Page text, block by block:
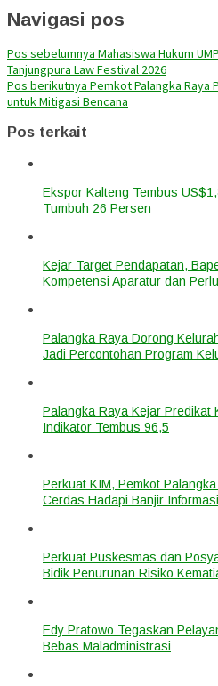
Navigasi pos
Pos sebelumnya Mahasiswa Hukum
Tanjungpura Law Festival 2026
Pos berikutnya Pemkot Palangka Raya
untuk Mitigasi Bencana
Pos terkait
Ekspor Kalteng Tembus
Tumbuh 26 Persen
Kejar Target Pendapatan,
Kompetensi Aparatur dan
Palangka Raya Dorong
Jadi Percontohan Program
Palangka Raya Kejar Predikat
Indikator Tembus 96,5
Perkuat KIM, Pemkot
Cerdas Hadapi Banjir
Perkuat Puskesmas dan
Bidik Penurunan Risiko
Edy Pratowo Tegaskan
Bebas Maladministrasi